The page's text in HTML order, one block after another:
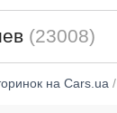
(23008)
на Cars.ua/